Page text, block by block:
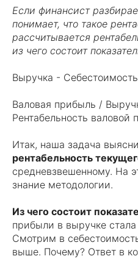
Если финансист
понимает, что такое
рассчитывается
из чего состоит
Выручка -
Валовая прибыль /
Рентабельность валовой
Итак, наша задача
рентабельность
средневзвешенному. На
знание методологии.
Из чего состоит
прибыли в выручке
Смотрим в
выше. Почему? Ответ в